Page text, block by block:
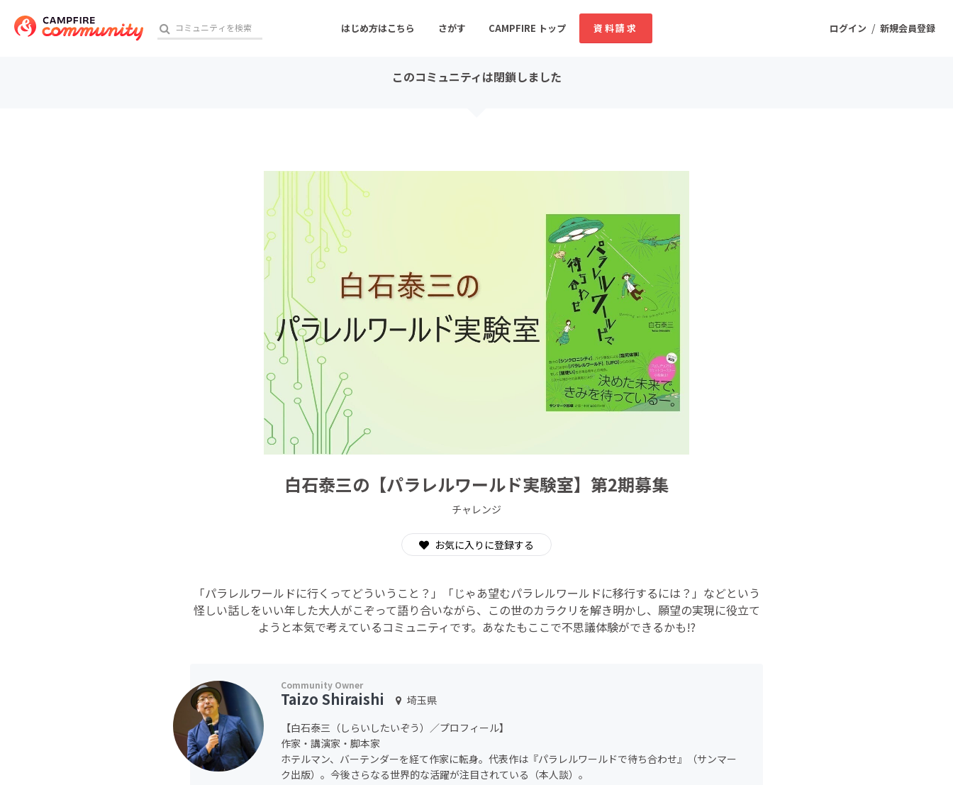
ログイン / 新規会員登録
はじめ方はこちら さがす CAMPFIRE トップ 資料請求
音楽 舞台・パフォーマンス
テクノロジー・ガジェット
ゲーム・サービス開発
書籍・雑誌出版 アニメ・漫画
ビューティー・ヘルスケア
CAMPFIRE for Social Good CAMPFIRE Creation
このコミュニティは閉鎖しました
白石泰三の【パラレルワールド実験室】第2期募集
チャレンジ
お気に入りに登録する
「パラレルワールドに行くってどういうこと？」「じゃあ望むパラレルワールドに移行するには？」などという
怪しい話しをいい年した大人がこぞって語り合いながら、この世のカラクリを解き明かし、願望の実現に役立て
ようと本気で考えているコミュニティです。あなたもここで不思議体験ができるかも!?
Taizo Shiraishi
埼玉県
【白石泰三（しらいしたいぞう）／プロフィール】
作家・講演家・脚本家
ホテルマン、バーテンダーを経て作家に転身。代表作は『パラレルワールドで待ち合わせ』（サンマー
ク出版）。今後さらなる世界的な活躍が注目されている（本人談）。